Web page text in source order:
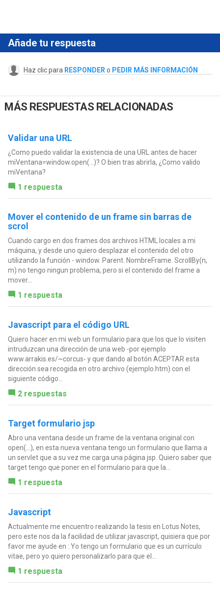
Añade tu respuesta
Haz clic para RESPONDER o PEDIR MÁS INFORMACIÓN
MÁS RESPUESTAS RELACIONADAS
Validar una URL
¿Como puedo validar la existencia de una URL antes de hacer
miVentana=window.open(...)? O bien tras abrirla, ¿Como valido
miVentana?
1 respuesta
Mover el contenido de un frame sin barras de
scrol
Cuando cargo en dos frames dos archivos HTML locales a mi
máquina, y desde uno quiero desplazar el contenido del otro
utilizando la función - window. Parent. NombreFrame. ScrollBy(n,
m) no tengo ningun problema, pero si el contenido del frame a
mover...
1 respuesta
Javascript para el código URL
Quiero hacer en mi web un formulario para que los que lo visiten
intruduzcan una dirección de una web -por ejemplo
www.arrakis.es/~corcus- y que dando al botón ACEPTAR esta
dirección sea recogida en otro archivo (ejemplo.htm) con el
siguiente código...
2 respuestas
Target formulario jsp
Abro una ventana desde un frame de la ventana original con
open(...), en esta nueva ventana tengo un formulario que llama a
un servlet que a su vez me carga una página jsp. Quiero saber que
target tengo que poner en el formulario para que la...
1 respuesta
Javascript
Actualmente me encuentro realizando la tesis en Lotus Notes,
pero este nos da la facilidad de utilizar javascript, quisiera que por
favor me ayude en : Yo tengo un formulario que es un currículo
vitae, pero yo quiero personalizarlo para que el...
1 respuesta